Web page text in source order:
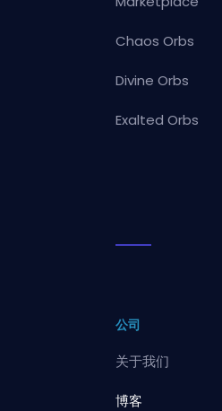
Chaos Orbs
Divine Orbs
Exalted Orbs
公司
关于我们
博客